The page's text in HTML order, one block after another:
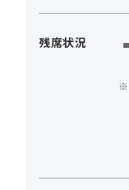
残席状況